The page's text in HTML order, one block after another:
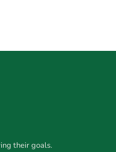
their goals.